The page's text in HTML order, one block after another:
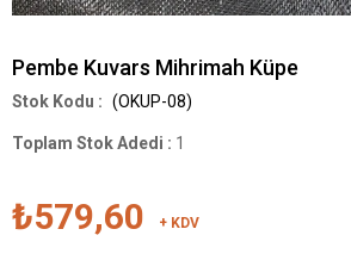
Pembe Kuvars Mihrimah Küpe
(OKUP-08)
Toplam Stok Adedi : 1
₺579,60 + KDV